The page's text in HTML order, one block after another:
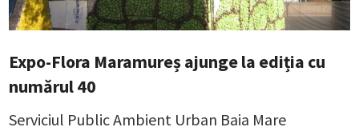
Expo-Flora Maramureș ajunge la ediția cu
numărul 40
Serviciul Public Ambient Urban Baia Mare